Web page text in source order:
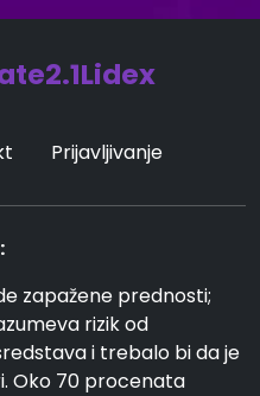
Prijavljivanje
zapažene prednosti;
rizik od
i trebalo bi da je
Oko 70 procenata